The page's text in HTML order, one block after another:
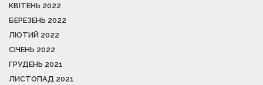
КВІТЕНЬ 2022
БЕРЕЗЕНЬ 2022
ЛЮТИЙ 2022
СІЧЕНЬ 2022
ГРУДЕНЬ 2021
ЛИСТОПАД 2021